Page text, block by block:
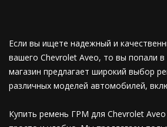
Если вы ищете надежный и
вашего Chevrolet Aveo, то вы попали
магазин предлагает широкий выбор
различных моделей автомобилей,
Купить ремень ГРМ для Chevrolet